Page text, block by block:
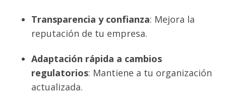
Transparencia y confianza: Mejora la
reputación de tu empresa.
Adaptación rápida a cambios
regulatorios: Mantiene a tu organización
actualizada.